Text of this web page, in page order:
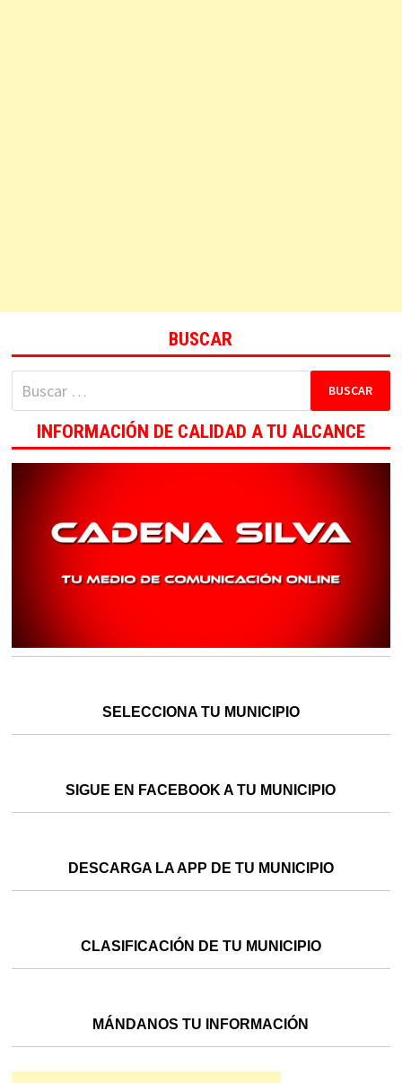
BUSCAR
Buscar:
INFORMACIÓN DE CALIDAD A TU ALCANCE
SELECCIONA TU MUNICIPIO
SIGUE EN FACEBOOK A TU MUNICIPIO
DESCARGA LA APP DE TU MUNICIPIO
CLASIFICACIÓN DE TU MUNICIPIO
MÁNDANOS TU INFORMACIÓN